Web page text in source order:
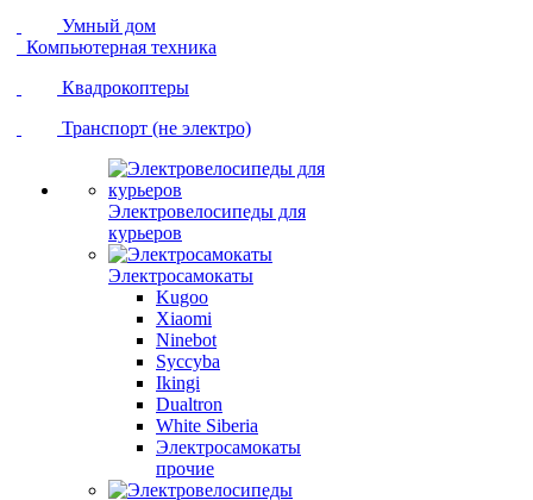
Умный дом
Компьютерная техника
Квадрокоптеры
Транспорт (не электро)
Электровелосипеды для
курьеров
Электросамокаты
Kugoo
Xiaomi
Ninebot
Syccyba
Ikingi
Dualtron
White Siberia
Электросамокаты
прочие